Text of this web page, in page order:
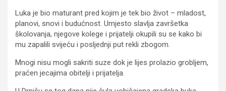
Luka je bio maturant pred kojim je tek bio život – mladost,
planovi, snovi i budućnost. Umjesto slavlja završetka
školovanja, njegove kolege i prijatelji okupili su se kako bi
mu zapalili svijeću i posljednji put rekli zbogom.
Mnogi nisu mogli sakriti suze dok je lijes prolazio grobljem,
praćen jecajima obitelji i prijatelja.